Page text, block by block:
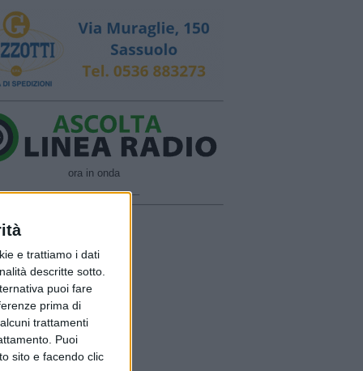
e trattiamo i dati
descritte sotto.
puoi fare
prima di
trattamenti
Puoi
sito e facendo clic
ora in onda
________________